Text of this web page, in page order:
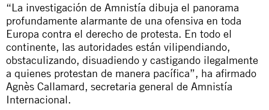
“La investigación de Amnistía dibuja el panorama
profundamente alarmante de una ofensiva en toda
Europa contra el derecho de protesta. En todo el
continente, las autoridades están vilipendiando,
obstaculizando, disuadiendo y castigando ilegalmente
a quienes protestan de manera pacífica”, ha afirmado
Agnès Callamard, secretaria general de Amnistía
Internacional.